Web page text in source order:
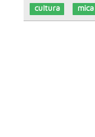
cultura mica